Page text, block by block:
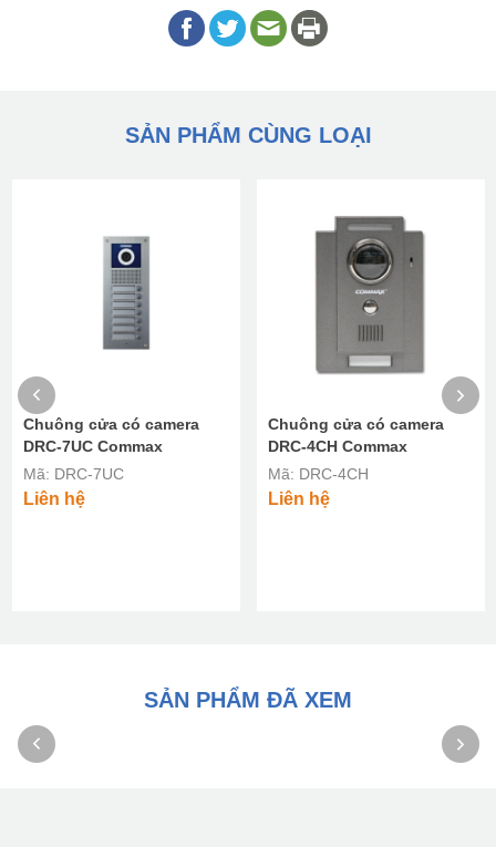
SẢN PHẨM CÙNG LOẠI
Chuông cửa có camera
DRC-7UC Commax
Mã: DRC-7UC
Liên hệ
Chuông cửa có camera
DRC-4CH Commax
Mã: DRC-4CH
Liên hệ
SẢN PHẨM ĐÃ XEM